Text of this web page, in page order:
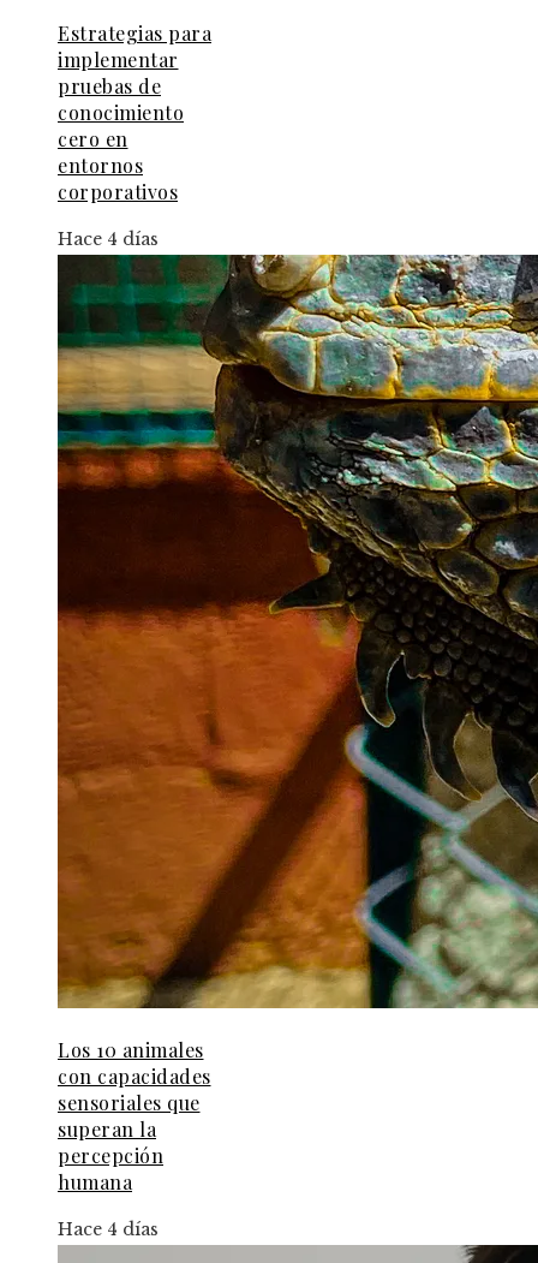
Estrategias para
implementar
pruebas de
conocimiento
cero en
entornos
corporativos
Hace 4 días
Los 10 animales
con capacidades
sensoriales que
superan la
percepción
humana
Hace 4 días